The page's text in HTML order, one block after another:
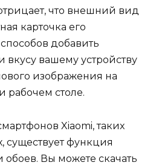
что внешний вид
карточка его
добавить
вашему устройству
изображения на
рабочем столе.
Xiaomi, таких
существует функция
Вы можете скачать